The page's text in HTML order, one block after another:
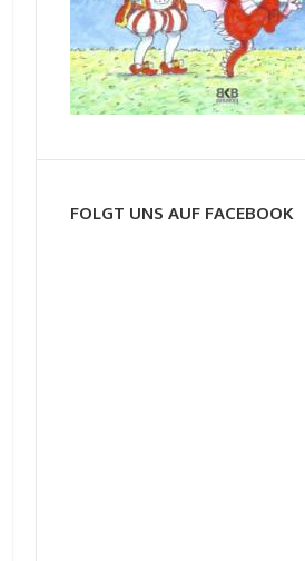
FOLGT UNS AUF FACEBOOK